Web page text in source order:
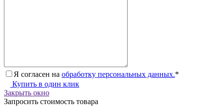
Я согласен на обработку персональных данных.*
Купить в один клик
Закрыть окно
Запросить стоимость товара